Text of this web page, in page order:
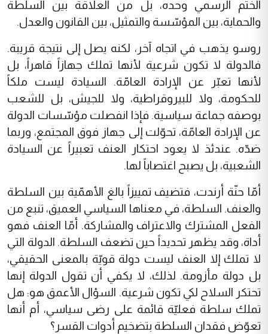
الختم الرسمي وحده، بل من العلاقة بين السلطة
والحماية، بين المؤسّسة والتمثيل، بين القانون والعدل.
روسو يذهب في اتجاه آخر، لكنه يصل إلى نتيجة قريبة.
فالدولة لا تكون شرعية لأنها تملك جهازاً قاهراً، بل
لأنها تعبّر عن الإرادة العامّة. السيادة ليست ملكاً
للحكومة، ولا للبيروقراطية، ولا للجيش، بل للشعب
بوصفه جماعة سياسية. فإذا انفصلت مؤسّسات الدولة
عن الإرادة العامّة، تحوّلت إلى جهاز فوق المجتمع، وربما
ضدّه. عندئذ لا يعود احتكار العنف تعبيراً عن السيادة
الشعبية، بل يصبح اغتصاباً لها.
أمّا حنّة أرندت، فتضيف تمييزاً بالغ الأهمّية بين السلطة
والعنف. السلطة، في معناها السياسي العميق، تنبع من
الفعل المشترك والاعتراف والمشاركة. أمّا العنف فهو
أداة، وقد يظهر تحديداً حين تضعف السلطة. الدولة التي
لا تملك إلا العنف ليست دولة قويّة بالمعنى الحقيقي،
بل دولة مأزومة. لذلك، لا يكفي أن تقول الدولة إنها
تحتكر السلاح لكي تكون شرعية. السؤال الأعمق هو: هل
تملك سلطة فعليّة قائمة على رضى سياسي، أم أنها
تعوّض فقدان السلطة بتضخيم أدوات القسر؟